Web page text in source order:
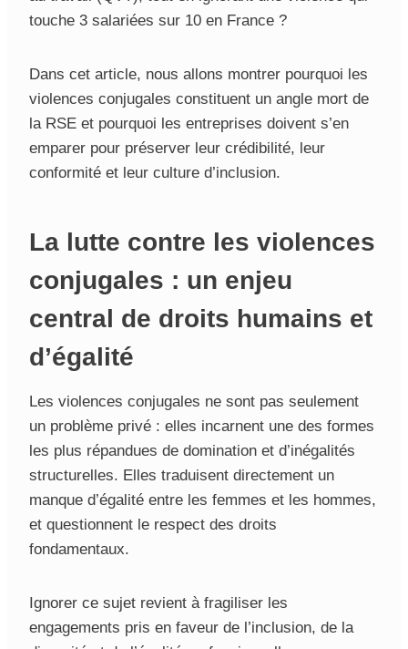
touche 3 salariées sur 10 en France ?
Dans cet article, nous allons montrer pourquoi les
violences conjugales constituent un angle mort de
la RSE et pourquoi les entreprises doivent s’en
emparer pour préserver leur crédibilité, leur
conformité et leur culture d’inclusion.
La lutte contre les violences
conjugales : un enjeu
central de droits humains et
d’égalité
Les violences conjugales ne sont pas seulement
un problème privé : elles incarnent une des formes
les plus répandues de domination et d’inégalités
structurelles. Elles traduisent directement un
manque d’égalité entre les femmes et les hommes,
et questionnent le respect des droits
fondamentaux.
Ignorer ce sujet revient à fragiliser les
engagements pris en faveur de l’inclusion, de la